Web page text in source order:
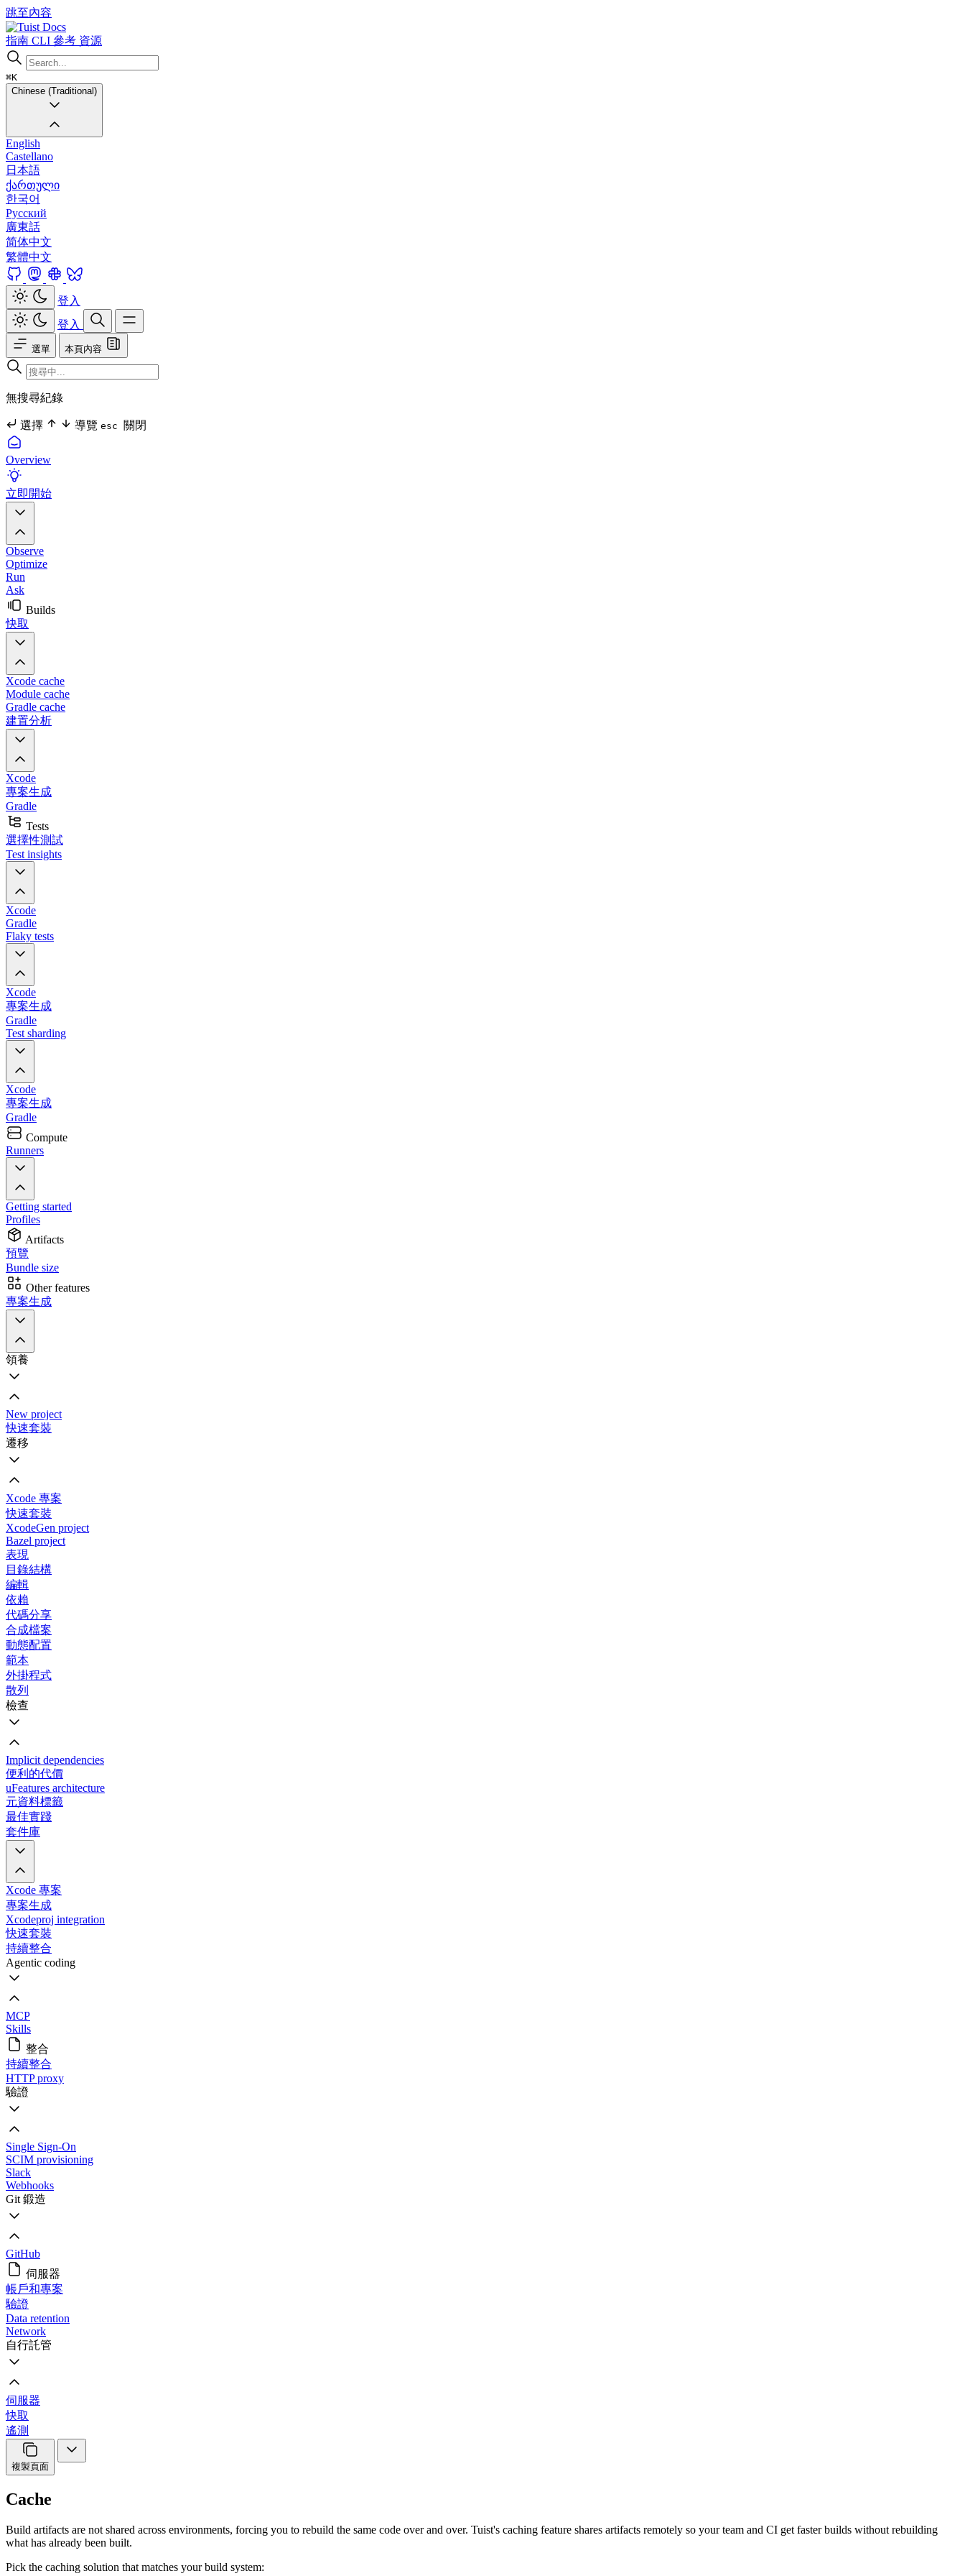
跳至內容
Docs
指南 CLI 參考 資源
⌘K
Chinese (Traditional)
English
Castellano
日本語
ქართული
한국어
Русский
廣東話
简体中文
繁體中文
登入
登入
選單 本頁內容
無搜尋紀錄
選擇 導覽 esc 關閉
Overview
立即開始
Observe
Optimize
Run
Ask
Builds
快取
Xcode cache
Module cache
Gradle cache
建置分析
Xcode
專案生成
Gradle
Tests
選擇性測試
Test insights
Xcode
Gradle
Flaky tests
Xcode
專案生成
Gradle
Test sharding
Xcode
專案生成
Gradle
Compute
Runners
Getting started
Profiles
Artifacts
預覽
Bundle size
Other features
專案生成
領養
New project
快速套裝
遷移
Xcode 專案
快速套裝
XcodeGen project
Bazel project
表現
目錄結構
編輯
依賴
代碼分享
合成檔案
動態配置
範本
外掛程式
散列
檢查
Implicit dependencies
便利的代價
uFeatures architecture
元資料標籤
最佳實踐
套件庫
Xcode 專案
專案生成
Xcodeproj integration
快速套裝
持續整合
Agentic coding
MCP
Skills
整合
持續整合
HTTP proxy
驗證
Single Sign-On
SCIM provisioning
Slack
Webhooks
Git 鍛造
GitHub
伺服器
帳戶和專案
驗證
Data retention
Network
自行託管
伺服器
快取
遙測
複製頁面
Cache
Build artifacts are not shared across environments, forcing you to rebuild the same code over and over. Tuist's caching feature shares artifacts remotely so your team and CI get faster builds without rebuilding
what has already been built.
Pick the caching solution that matches your build system: